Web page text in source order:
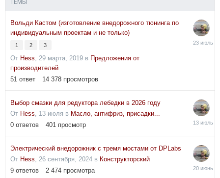
ТЕМЫ
Вольди Кастом (изготовление внедорожного тюнинга по
индивидуальным проектам и не только)
1 2 3
От Hess, 29 марта, 2019 в Предложения от
производителей
51 ответ 14 378 просмотров
23
Выбор смазки для редуктора лебедки в 2026 году
От Hess, 13 июля в Масло, антифриз, присадки...
0 ответов 401 просмотр
13
Электрический внедорожник с тремя мостами от DPLabs
От Hess, 26 сентября, 2024 в Конструкторский
9 ответов 2 474 просмотра
20